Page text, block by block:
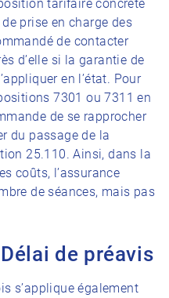
tarifaire concrète
prise en charge des
de contacter
d’elle si la garantie de
en l’état. Pour
7301 ou 7311 en
de se rapprocher
du passage de la
25.110. Ainsi, dans la
coûts, l’assurance
de séances, mais pas
de préavis
s’applique également